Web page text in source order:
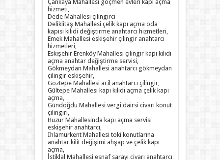
Çankaya Mahallesi göçmen evleri kapı açma
hizmeti,
Dede Mahallesi çilingirci
Deliklitaş Mahallesi çelik kapı açma oda
kapısı kilidi değiştirme anahtarcı hizmetleri,
Emek Mahallesi eskişehir çilingir anahtarcı
hizmetleri,
Eskişehir Erenköy Mahallesi çilingir kapı kilidi
açma anahtar değiştirme servisi,
Gökmeydan Mahallesi anahtarcı gökmeydan
çilingir eskişehir,
Göztepe Mahallesi acil anahtarcı çilingir,
Gültepe Mahallesi kapı kilidi açma çelik kapı
açma,
Gündoğdu Mahallesi vergi dairsi civarı konut
çilingiri,
Huzur Mahallesinda kapı açma servisi
eskişehir anahtarcı,
Ihlamurkent Mahallesi toki konutlarına
anahtar kilit değişimi ahşap ve çelik kapı
açma,
İstiklal Mahallesi esnaf sarayı civarı anahtarcı